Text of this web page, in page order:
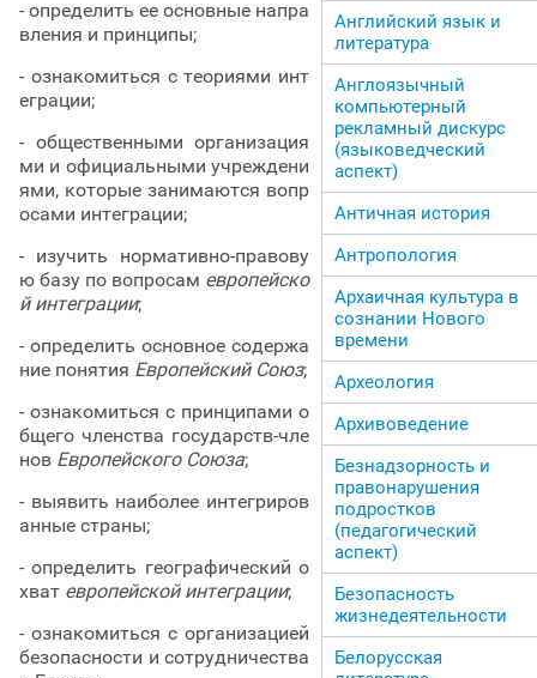
- определить ее основные напра
вления и принципы;
- ознакомиться с теориями инт
еграции;
- общественными организация
ми и официальными учреждени
ями, которые занимаются вопр
осами интеграции;
- изучить нормативно-правову
ю базу по вопросам европейско
й интеграции;
- определить основное содержа
ние понятия Европейский Союз;
- ознакомиться с принципами о
бщего членства государств-чле
нов Европейского Союза;
- выявить наиболее интегриров
анные страны;
- определить географический о
хват европейской интеграции;
- ознакомиться с организацией
безопасности и сотрудничества
Английский язык и
литература
Англоязычный
компьютерный
рекламный дискурс
(языковедческий
аспект)
Античная история
Антропология
Архаичная культура в
сознании Нового
времени
Археология
Архивоведение
Безнадзорность и
правонарушения
подростков
(педагогический
аспект)
Безопасность
жизнедеятельности
Белорусская